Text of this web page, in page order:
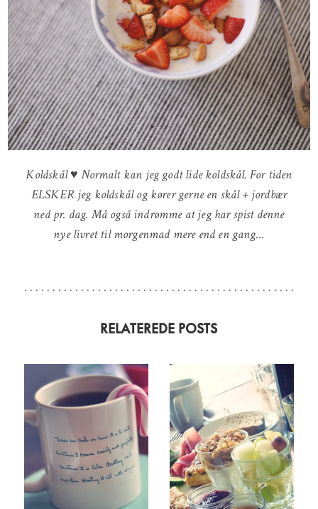
Koldskål ♥ Normalt kan jeg godt lide koldskål. For tiden
ELSKER jeg koldskål og kører gerne en skål + jordbær
ned pr. dag. Må også indrømme at jeg har spist denne
nye livret til morgenmad mere end en gang…
RELATEREDE POSTS